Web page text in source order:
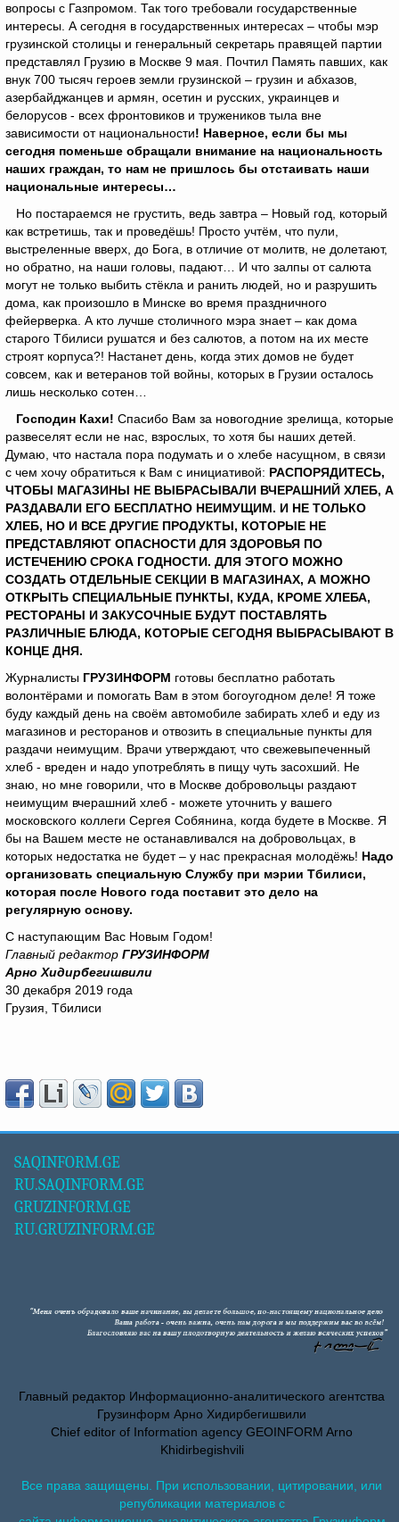
вопросы с Газпромом. Так того требовали государственные
интересы. А сегодня в государственных интересах – чтобы мэр
грузинской столицы и генеральный секретарь правящей партии
представлял Грузию в Москве 9 мая. Почтил Память павших, как
внук 700 тысяч героев земли грузинской – грузин и абхазов,
азербайджанцев и армян, осетин и русских, украинцев и
белорусов - всех фронтовиков и тружеников тыла вне
зависимости от национальности! Наверное, если бы мы
сегодня поменьше обращали внимание на национальность
наших граждан, то нам не пришлось бы отстаивать наши
национальные интересы…
Но постараемся не грустить, ведь завтра – Новый год, который
как встретишь, так и проведёшь! Просто учтём, что пули,
выстреленные вверх, до Бога, в отличие от молитв, не долетают,
но обратно, на наши головы, падают… И что залпы от салюта
могут не только выбить стёкла и ранить людей, но и разрушить
дома, как произошло в Минске во время праздничного
фейерверка. А кто лучше столичного мэра знает – как дома
старого Тбилиси рушатся и без салютов, а потом на их месте
строят корпуса?! Настанет день, когда этих домов не будет
совсем, как и ветеранов той войны, которых в Грузии осталось
лишь несколько сотен…
Господин Кахи! Спасибо Вам за новогодние зрелища, которые
развеселят если не нас, взрослых, то хотя бы наших детей.
Думаю, что настала пора подумать и о хлебе насущном, в связи
с чем хочу обратиться к Вам с инициативой: РАСПОРЯДИТЕСЬ,
ЧТОБЫ МАГАЗИНЫ НЕ ВЫБРАСЫВАЛИ ВЧЕРАШНИЙ ХЛЕБ, А
РАЗДАВАЛИ ЕГО БЕСПЛАТНО НЕИМУЩИМ. И НЕ ТОЛЬКО
ХЛЕБ, НО И ВСЕ ДРУГИЕ ПРОДУКТЫ, КОТОРЫЕ НЕ
ПРЕДСТАВЛЯЮТ ОПАСНОСТИ ДЛЯ ЗДОРОВЬЯ ПО
ИСТЕЧЕНИЮ СРОКА ГОДНОСТИ. ДЛЯ ЭТОГО МОЖНО
СОЗДАТЬ ОТДЕЛЬНЫЕ СЕКЦИИ В МАГАЗИНАХ, А МОЖНО
ОТКРЫТЬ СПЕЦИАЛЬНЫЕ ПУНКТЫ, КУДА, КРОМЕ ХЛЕБА,
РЕСТОРАНЫ И ЗАКУСОЧНЫЕ БУДУТ ПОСТАВЛЯТЬ
РАЗЛИЧНЫЕ БЛЮДА, КОТОРЫЕ СЕГОДНЯ ВЫБРАСЫВАЮТ В
КОНЦЕ ДНЯ.
Журналисты ГРУЗИНФОРМ готовы бесплатно работать
волонтёрами и помогать Вам в этом богоугодном деле! Я тоже
буду каждый день на своём автомобиле забирать хлеб и еду из
магазинов и ресторанов и отвозить в специальные пункты для
раздачи неимущим. Врачи утверждают, что свежевыпеченный
хлеб - вреден и надо употреблять в пищу чуть засохший. Не
знаю, но мне говорили, что в Москве добровольцы раздают
неимущим вчерашний хлеб - можете уточнить у вашего
московского коллеги Сергея Собянина, когда будете в Москве. Я
бы на Вашем месте не останавливался на добровольцах, в
которых недостатка не будет – у нас прекрасная молодёжь! Надо
организовать специальную Службу при мэрии Тбилиси,
которая после Нового года поставит это дело на
регулярную основу.
С наступающим Вас Новым Годом!
Главный редактор ГРУЗИНФОРМ
Арно Хидирбегишвили
30 декабря 2019 года
Грузия, Тбилиси
SAQINFORM.GE
RU.SAQINFORM.GE
GRUZINFORM.GE
RU.GRUZINFORM.GE
Главный редактор Информационно-аналитического агентства
Грузинформ Арно Хидирбегишвили
Chief editor of Information agency GEOINFORM Arno
Khidirbegishvili
Все права защищены. При использовании, цитировании, или
републикации материалов с